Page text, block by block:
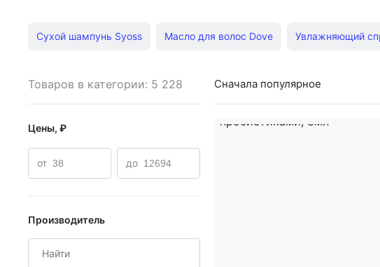
Сухой шампунь Syoss Масло для волос Dove Увлажняющий
Ополаскиватель для волос Несмываемое масло для волос
Маска для сухих волос
Товаров в категории: 5 228
Цены, ₽
от до
Производитель
Сначала популярное